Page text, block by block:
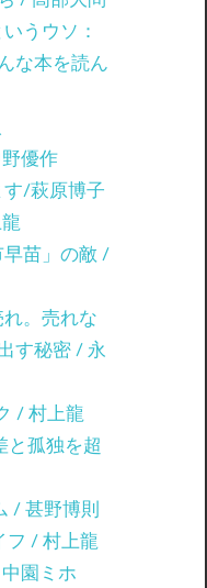
うウソ：
な本を読ん
優作
/萩原博子
苗」の敵 /
。売れな
す秘密 / 永
/ 村上龍
と孤独を超
/ 甚野博則
フ / 村上龍
園ミホ